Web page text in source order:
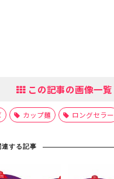
この記事の画像一覧
カップ麺 ロングセラー
連する記事